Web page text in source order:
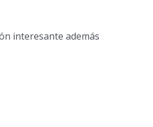
interesante además